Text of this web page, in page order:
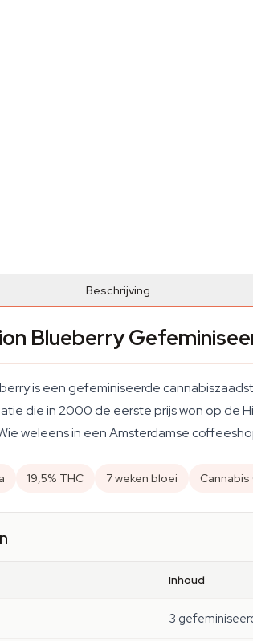
Beschrijving
Blueberry
is een gefeminiseerde
die in 2000 de eerste prijs won op de
weleens in een Amsterdamse
19,5% THC 7 weken bloei
Inhoud
3